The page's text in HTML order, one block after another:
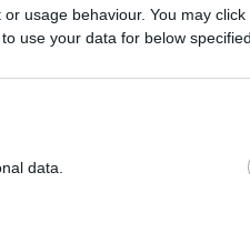
usage behaviour. You may
use your data for below
data.
2000 /
Απορρήτου